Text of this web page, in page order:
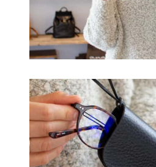
ョ
ン
が
あ
り
す。
オ
プ
シ
ョ
ン
は